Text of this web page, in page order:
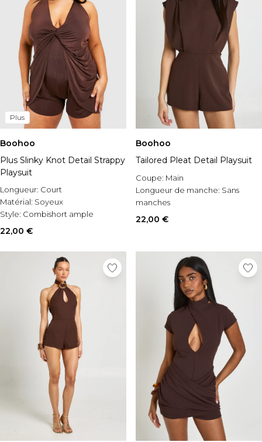
Plus
Boohoo
Plus Slinky Knot Detail Strappy
Playsuit
Longueur: Court
Matérial: Soyeux
Style: Combishort ample
22,00 €
Boohoo
Tailored Pleat Detail Playsuit
Coupe: Main
Longueur de manche: Sans
manches
Occasion:
22,00 €